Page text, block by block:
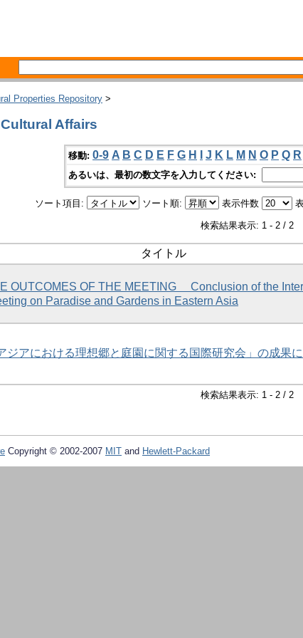
Properties Repository >
Affairs
移動: 0-9 A B C D E F G H J K L M N O P Q R
あるいは、最初の数文字を入力してください:
ソート項目: ソート順: 表示件数
検索結果表示: 1 - 2 / 2
タイトル
OUTCOMES OF THE MEETING Conclusion of the
on Paradise and Gardens in Eastern Asia
ジアにおける理想郷と庭園に関する国際研究会」の成果
検索結果表示: 1 - 2 / 2
Copyright © 2002-2007 MIT and Hewlett-Packard